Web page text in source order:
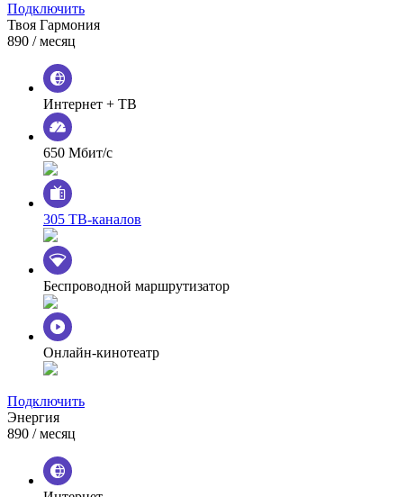
Подключить
Твоя Гармония
890 / месяц
Интернет + ТВ
650 Мбит/с
305 ТВ-каналов
Беспроводной маршрутизатор
Онлайн-кинотеатр
Подключить
Энергия
890 / месяц